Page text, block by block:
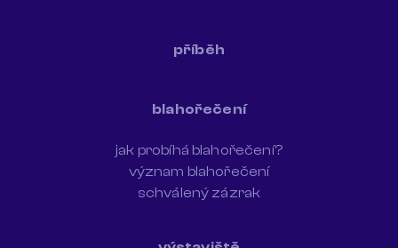
příběh
blahořečení
jak probíhá blahořečení?
význam blahořečení
schválený zázrak